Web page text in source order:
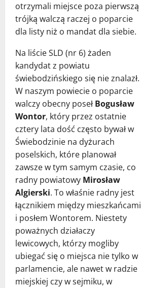
otrzymali miejsce poza pierwszą
trójką walczą raczej o poparcie
dla listy niż o mandat dla siebie.
Na liście SLD (nr 6) żaden
kandydat z powiatu
świebodzińskiego się nie znalazł.
W naszym powiecie o poparcie
walczy obecny poseł Bogusław
Wontor, który przez ostatnie
cztery lata dość często bywał w
Świebodzinie na dyżurach
poselskich, które planował
zawsze w tym samym czasie, co
radny powiatowy Mirosław
Algierski. To właśnie radny jest
łącznikiem między mieszkańcami
i posłem Wontorem. Niestety
poważnych działaczy
lewicowych, którzy mogliby
ubiegać się o miejsca nie tylko w
parlamencie, ale nawet w radzie
miejskiej czy w sejmiku, w